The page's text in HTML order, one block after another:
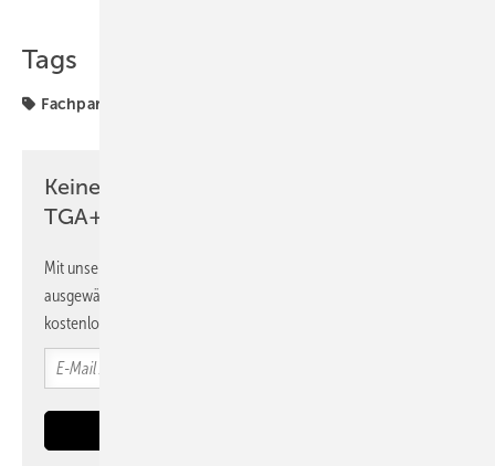
Tags
Fachpartner
Keine Zeit? Kein Problem mit dem
TGA+E Newsletter!
Mit unserem Newsletter erhalten Sie regelmäßig von uns
ausgewählte Informationen und Neuigkeiten, gebündelt und
kostenlos direkt ins Postfach.